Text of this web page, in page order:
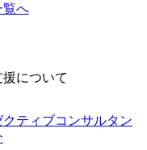
覧へ
について
クティブコンサルタン